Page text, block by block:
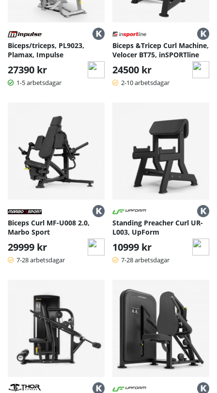
Biceps/triceps, PL9023,
Plamax, Impulse
27390 kr
1-5 arbetsdagar
Biceps &Tricep Curl Machine,
Velocer BT75, inSPORTline
24500 kr
2-10 arbetsdagar
Biceps Curl MF-U008 2.0,
Marbo Sport
29999 kr
7-28 arbetsdagar
Standing Preacher Curl UR-
L003, UpForm
10999 kr
7-28 arbetsdagar